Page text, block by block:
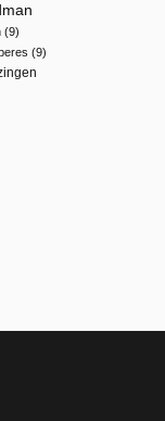
(9)
(9)